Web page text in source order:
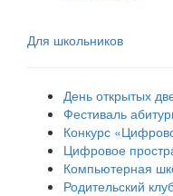
Для школьников
День открытых
Фестиваль
Конкурс
Цифровое
Компьютерная
Родительский